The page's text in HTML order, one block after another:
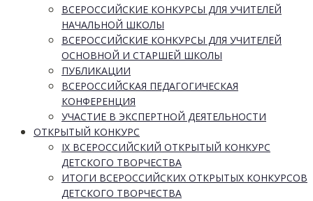
ВСЕРОССИЙСКИЕ КОНКУРСЫ ДЛЯ УЧИТЕЛЕЙ
НАЧАЛЬНОЙ ШКОЛЫ
ВСЕРОССИЙСКИЕ КОНКУРСЫ ДЛЯ УЧИТЕЛЕЙ
ОСНОВНОЙ И СТАРШЕЙ ШКОЛЫ
ПУБЛИКАЦИИ
ВСЕРОССИЙСКАЯ ПЕДАГОГИЧЕСКАЯ
КОНФЕРЕНЦИЯ
УЧАСТИЕ В ЭКСПЕРТНОЙ ДЕЯТЕЛЬНОСТИ
ОТКРЫТЫЙ КОНКУРС
IX ВСЕРОССИЙСКИЙ ОТКРЫТЫЙ КОНКУРС
ДЕТСКОГО ТВОРЧЕСТВА
ИТОГИ ВСЕРОССИЙСКИХ ОТКРЫТЫХ КОНКУРСОВ
ДЕТСКОГО ТВОРЧЕСТВА